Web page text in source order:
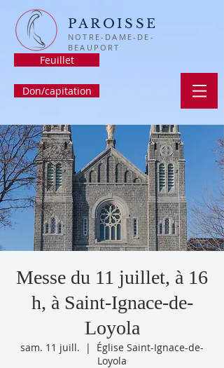
PAROISSE
NOTRE-DAME-DE-
BEAUPORT
Feuillet
Don/capitation
Messe du 11 juillet, à 16
h, à Saint-Ignace-de-
Loyola
sam. 11 juill.
  |
Église Saint-Ignace-de-
Loyola